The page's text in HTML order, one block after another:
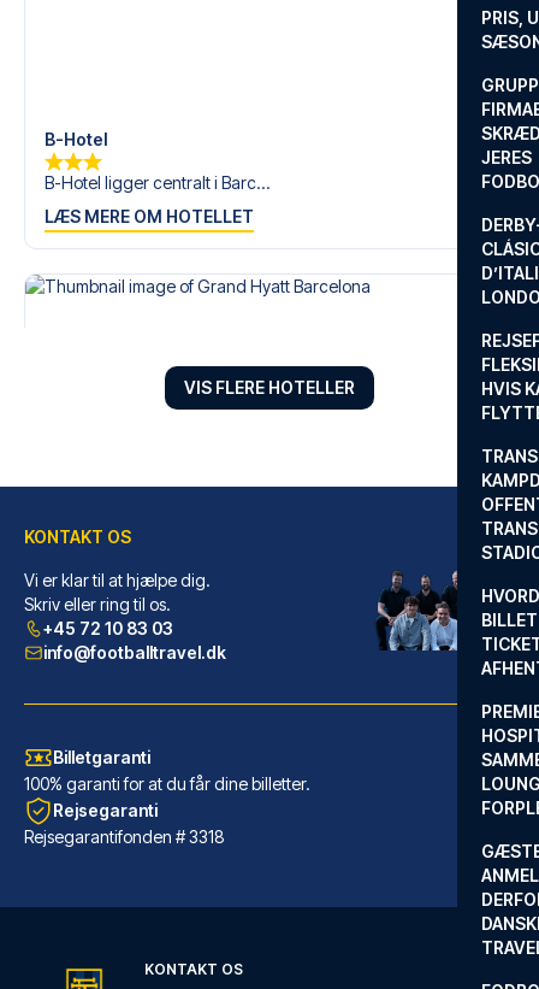
PRIS,
JERES
HVIS
B-Hotel
B-Hotel ligger centralt i Barc...
LÆS MERE OM HOTELLET
Grand Hyatt Barcelona
Med et ophold ved Grand Hyatt ...
VIS FLERE HOTELLER
KONTAKT OS
Vi er klar til at hjælpe dig.
Skriv eller ring til os.
+45 72 10 83 03
info@footballtravel.dk
Billetgaranti
100% garanti for at du får dine billetter.
Rejsegaranti
Rejsegarantifonden # 3318
KONTAKT OS